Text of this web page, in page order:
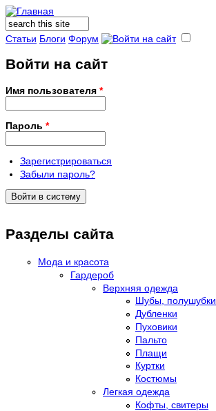
Форма поиска
Поиск
Статьи Блоги Форум
Войти на сайт
Имя пользователя *
Пароль *
Зарегистрироваться
Забыли пароль?
Разделы сайта
Мода и красота
Гардероб
Верхняя одежда
Шубы, полушубки
Дубленки
Пуховики
Пальто
Плащи
Куртки
Костюмы
Легкая одежда
Кофты, свитеры